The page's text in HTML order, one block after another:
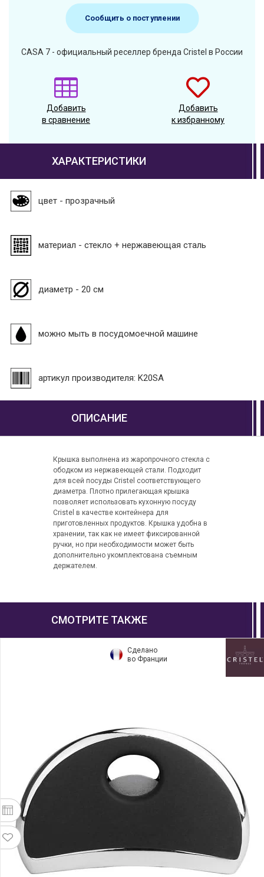
Сообщить о поступлении
CASA 7 - официальный реселлер бренда Cristel в России
Добавить
в сравнение
Добавить
к избранному
ХАРАКТЕРИСТИКИ
цвет - прозрачный
материал - стекло + нержавеющая сталь
диаметр - 20 см
можно мыть в посудомоечной машине
артикул производителя: K20SA
ОПИСАНИЕ
Крышка выполнена из жаропрочного стекла с
ободком из нержавеющей стали. Подходит
для всей посуды Cristel соответствующего
диаметра. Плотно прилегающая крышка
позволяет использовать кухонную посуду
Cristel в качестве контейнера для
приготовленных продуктов. Крышка удобна в
хранении, так как не имеет фиксированной
ручки, но при необходимости может быть
дополнительно укомплектована съемным
держателем.
СМОТРИТЕ ТАКЖЕ
Сделано
во Франции